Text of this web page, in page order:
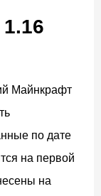
Майнкрафт
по дате
на первой
на